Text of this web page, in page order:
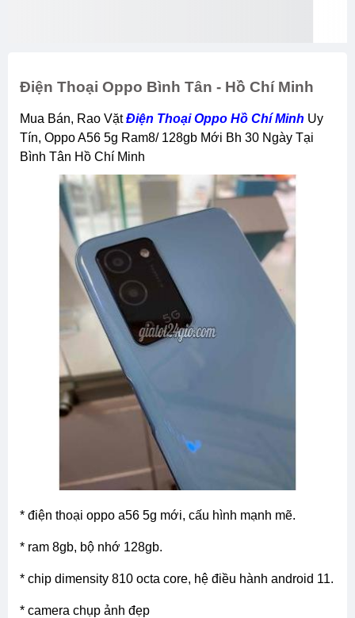
Điện Thoại Oppo Bình Tân - Hồ Chí Minh
Mua Bán, Rao VặtĐiện Thoại Oppo Hồ Chí Minh Uy
Tín, Oppo A56 5g Ram8/ 128gb Mới Bh 30 Ngày Tại
Bình Tân Hồ Chí Minh
* điện thoại oppo a56 5g mới, cấu hình mạnh mẽ.
* ram 8gb, bộ nhớ 128gb.
* chip dimensity 810 octa core, hệ điều hành android 11.
* camera chụp ảnh đẹp